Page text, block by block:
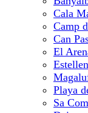
Cala
Camp
Can
El
Playa
Sa